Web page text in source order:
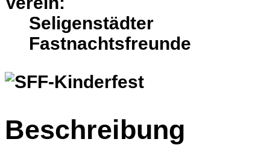
Seligenstädter
Fastnachtsfreunde
Beschreibung